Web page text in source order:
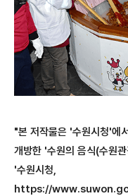
"본 저작물은 '수원시청'에
개방한 '수원의 음식(수원
'수원시청,
https://